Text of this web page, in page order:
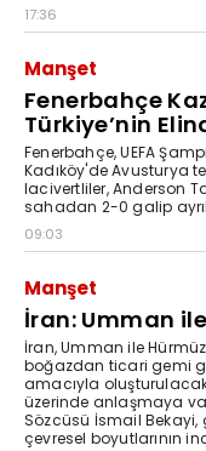
17:36
Manşet
Fenerbahçe
Türkiye’nin
Fenerbahçe, UEFA
Kadıköy'de Avusturya
lacivertliler, Anderson
sahadan 2-0 galip
09:03
Manşet
İran: Umman
İran, Umman ile
boğazdan ticari gemi
amacıyla
üzerinde anlaşmaya
Sözcüsü İsmail Bekayi,
çevresel boyutlarının